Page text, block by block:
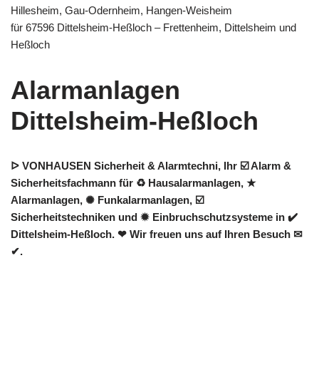
Hillesheim, Gau-Odernheim, Hangen-Weisheim
für 67596 Dittelsheim-Heßloch – Frettenheim, Dittelsheim und
Heßloch
Alarmanlagen
Dittelsheim-Heßloch
ᐅ VONHAUSEN Sicherheit & Alarmtechni, Ihr ☑️ Alarm &
Sicherheitsfachmann für ♻ Hausalarmanlagen, ★
Alarmanlagen, ✺ Funkalarmanlagen, ☑️
Sicherheitstechniken und ✹ Einbruchschutzsysteme in ✔️
Dittelsheim-Heßloch. ❤ Wir freuen uns auf Ihren Besuch ✉
✔.